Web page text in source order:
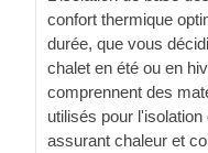
confort thermique
durée, que vous
chalet en été ou en
comprennent des
utilisés pour
assurant chaleur et